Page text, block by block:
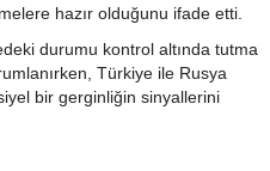
hazır olduğunu ifade etti.
durumu kontrol altında tutma
Türkiye ile Rusya
bir gerginliğin sinyallerini